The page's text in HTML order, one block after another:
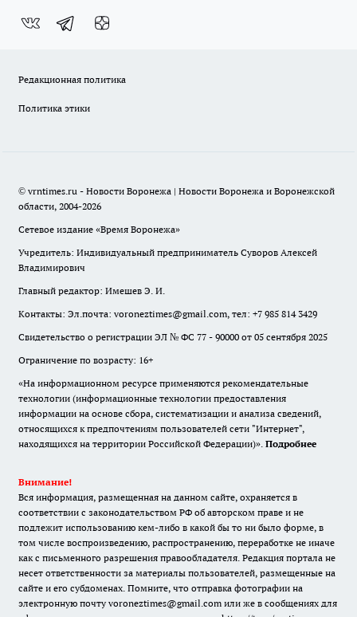
Редакционная политика
Политика этики
© vrntimes.ru - Новости Воронежа | Новости Воронежа и Воронежской
области, 2004-2026
Сетевое издание «Время Воронежа»
Учредитель: Индивидуальный предприниматель Суворов Алексей
Владимирович
Главный редактор: Имешев Э. И.
Контакты: Эл.почта: voroneztimes@gmail.com, тел: +7 985 814 3429
Свидетельство о регистрации ЭЛ № ФС 77 - 90000 от 05 сентября 2025
Ограничение по возрасту: 16+
«На информационном ресурсе применяются рекомендательные
технологии (информационные технологии предоставления
информации на основе сбора, систематизации и анализа сведений,
относящихся к предпочтениям пользователей сети "Интернет",
находящихся на территории Российской Федерации)». Подробнее
Внимание!
Вся информация, размещенная на данном сайте, охраняется в
соответствии с законодательством РФ об авторском праве и не
подлежит использованию кем-либо в какой бы то ни было форме, в
том числе воспроизведению, распространению, переработке не иначе
как с письменного разрешения правообладателя. Редакция портала не
несет ответственности за материалы пользователей, размещенные на
сайте и его субдоменах. Помните, что отправка фотографии на
электронную почту voroneztimes@gmail.com или же в сообщениях для